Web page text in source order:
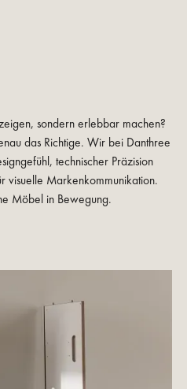
sondern erlebbar machen?
das Richtige. Wir bei Danthree
technischer Präzision
visuelle Markenkommunikation.
Möbel in Bewegung.